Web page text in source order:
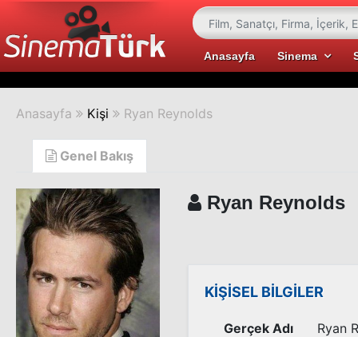
Anasayfa Sinema
Anasayfa Kişi Ryan Reynolds
Genel Bakış
Ryan Reynolds
KİŞİSEL BİLGİLER
Gerçek Adı
Ryan